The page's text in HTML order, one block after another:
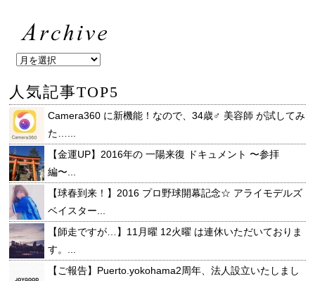
人気記事TOP5
Camera360 に新機能！なので、34歳♂ 美容師 が試してみ
た…...
【金運UP】2016年の 一陽来復 ドキュメント 〜参拝
編〜...
【球春到来！】2016 プロ野球開幕記念☆ アライモデルズ
ベイスター...
【師走ですが…】11月曜 12火曜 は連休いただいておりま
す。...
【ご報告】Puerto.yokohama2周年、法人設立いたしまし